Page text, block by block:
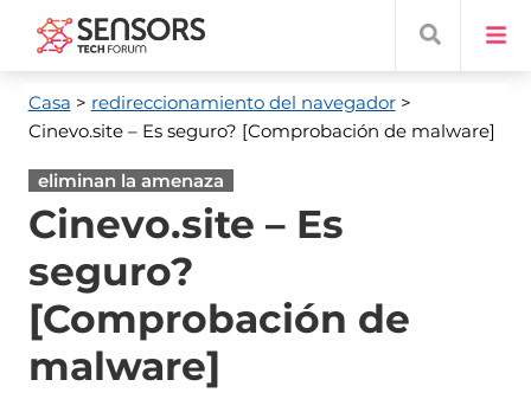
Casa > redireccionamiento del navegador >
Cinevo.site– Es seguro? [Comprobación de malware]
eliminan la amenaza
Cinevo.site – Es
seguro?
[Comprobación de
malware]